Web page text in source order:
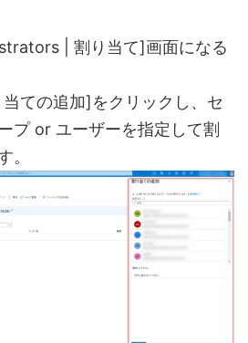
| 割り当て]画面になる
ての追加]をクリックし、セ
プ or ユーザーを指定して割
。